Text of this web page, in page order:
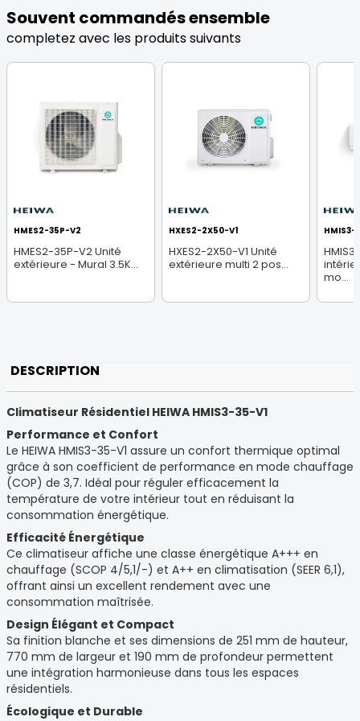
Souvent commandés ensemble
completez avec les produits suivants
HMES2-35P-V2
HMES2-35P-V2 Unité
extérieure - Mural 3.5K...
HXES2-2X50-V1
HXES2-2X50-V1 Unité
extérieure multi 2 pos...
HMIS3-
mo...
DESCRIPTION
Climatiseur Résidentiel HEIWA HMIS3-35-V1
Performance et Confort
Le HEIWA HMIS3-35-V1 assure un confort thermique optimal
grâce à son coefficient de performance en mode chauffage
(COP) de 3,7. Idéal pour réguler efficacement la
température de votre intérieur tout en réduisant la
consommation énergétique.
Efficacité Énergétique
Ce climatiseur affiche une classe énergétique A+++ en
chauffage (SCOP 4/5,1/-) et A++ en climatisation (SEER 6,1),
offrant ainsi un excellent rendement avec une
consommation maîtrisée.
Design Élégant et Compact
Sa finition blanche et ses dimensions de 251 mm de hauteur,
770 mm de largeur et 190 mm de profondeur permettent
une intégration harmonieuse dans tous les espaces
résidentiels.
Écologique et Durable